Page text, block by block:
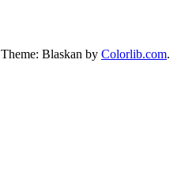
Theme: Blaskan by Colorlib.com.